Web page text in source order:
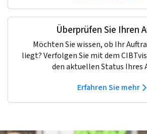
Überprüfen Sie Ihren
Möchten Sie wissen, ob Ihr
liegt? Verfolgen Sie mit dem
den aktuellen Status Ihres
Erfahren Sie mehr